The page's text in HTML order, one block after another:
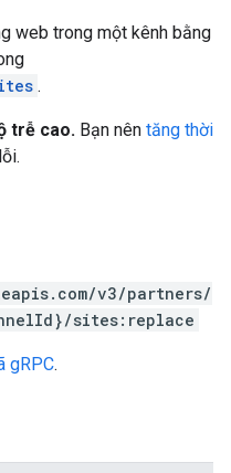
web trong một kênh bằng
.
trễ cao. Bạn nên tăng thời
v3/partners/
sites:replace
gRPC.